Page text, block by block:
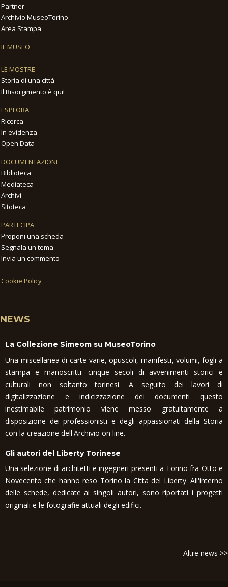
Partner
Archivio MuseoTorino
Area Stampa
IL MUSEO
LE MOSTRE
Storia di una città
Il Risorgimento è qui!
ESPLORA
Ricerca
In evidenza
Open Data
DOCUMENTAZIONE
Biblioteca
Mediateca
Archivi
Sitoteca
PARTECIPA
Proponi una scheda
Segnala un tema
Invia un commento
Cookie Policy
NEWS
La Collezione Simeom su MuseoTorino
Una miscellanea di carte varie, opuscoli, manifesti, volumi, fogli a
stampa e manoscritti: cinque secoli di avvenimenti storici e
culturali non soltanto torinesi. A seguito dei lavori di
digitalizzazione e indicizzazione dei documenti questo
inestimabile patrimonio viene messo gratuitamente a
disposizione dei professionisti e degli appassionati della Storia
con la creazione dell'Archivio on line.
Gli autori del Liberty Torinese
Una selezione di architetti e ingegneri presenti a Torino fra Otto e
Novecento che hanno reso Torino la Citta del Liberty. All'interno
delle schede, dedicate ai singoli autori, sono riportati i progetti
originali e le fotografie attuali degli edifici.
Altre news >>